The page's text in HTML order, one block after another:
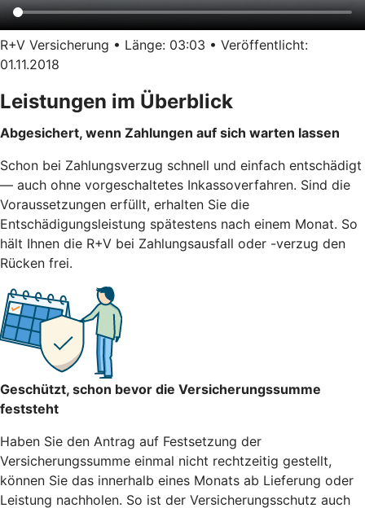
R+V Versicherung • Länge: 03:03 • Veröffentlicht:
01.11.2018
Leistungen im Überblick
Abgesichert, wenn Zahlungen auf sich warten lassen
Schon bei Zahlungsverzug schnell und einfach entschädigt
— auch ohne vorgeschaltetes Inkassoverfahren. Sind die
Voraussetzungen erfüllt, erhalten Sie die
Entschädigungsleistung spätestens nach einem Monat. So
hält Ihnen die R+V bei Zahlungsausfall oder -verzug den
Rücken frei.
Geschützt, schon bevor die Versicherungssumme
feststeht
Haben Sie den Antrag auf Festsetzung der
Versicherungssumme einmal nicht rechtzeitig gestellt,
können Sie das innerhalb eines Monats ab Lieferung oder
Leistung nachholen. So ist der Versicherungsschutz auch